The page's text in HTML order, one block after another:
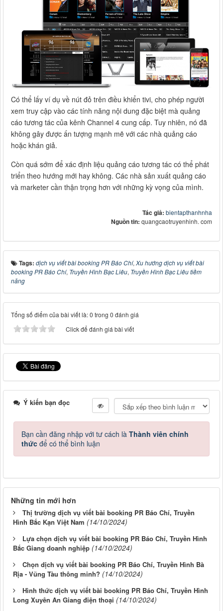
Có thể lấy ví dụ về nút đỏ trên điều khiển tivi, cho phép người
xem truy cập vào các tính năng nội dung đặc biệt mà quảng
cáo tương tác của kênh Channel 4 cung cấp. Tuy nhiên, nó đã
không gây được ấn tượng mạnh mẽ với các nhà quảng cáo
hoặc khán giả.
Còn quá sớm để xác định liệu quảng cáo tương tác có thể phát
triển theo hướng mới hay không. Các nhà sản xuất quảng cáo
và marketer cần thận trọng hơn với những kỳ vọng của mình.
Tác giả: bientapthanhnha
Nguồn tin: quangcaotruyenhinh. com
Tags: dịch vụ viết bài booking PR Báo Chí, Xu hướng dịch vụ viết bài
booking PR Báo Chí, Truyền Hình Bạc Liêu, Truyền Hình Bạc Liêu tiềm
năng
Tổng số điểm của bài viết là: 0 trong 0 đánh giá
Click để đánh giá bài viết
Ý kiến bạn đọc
Bạn cần đăng nhập với tư cách là Thành viên chính
thức để có thể bình luận
Những tin mới hơn
Thị trường dịch vụ viết bài booking PR Báo Chí, Truyền
Hình Bắc Kạn Việt Nam (14/10/2024)
Lựa chọn dịch vụ viết bài booking PR Báo Chí, Truyền Hình
Bắc Giang doanh nghiệp (14/10/2024)
Chọn dịch vụ viết bài booking PR Báo Chí, Truyền Hình Bà
Rịa - Vũng Tàu thông minh? (14/10/2024)
Hình thức dịch vụ viết bài booking PR Báo Chí, Truyền Hình
Long Xuyên An Giang điện thoại (14/10/2024)